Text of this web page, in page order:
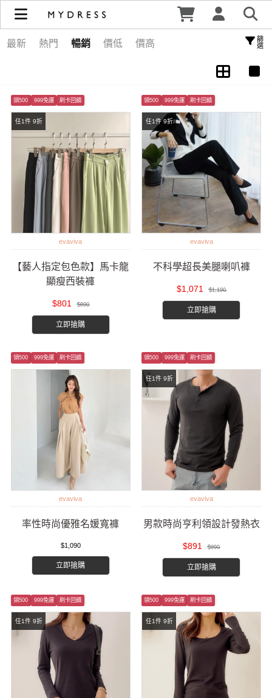
王晴 | MYDRESS 時裳韓風
最新 熱門 暢銷 價低 價高 篩選
任1件 9折
領500 999免運 刷卡回饋
evaviva
【藝人指定包色款】馬卡龍
顯瘦西裝褲
$801 $890
立即搶購
任1件 9折
領500 999免運 刷卡回饋
evaviva
不科學超長美腿喇叭褲
$1,071 $1,190
立即搶購
領500 999免運 刷卡回饋
evaviva
率性時尚優雅名媛寬褲
$1,090
立即搶購
任1件 9折
領500 999免運 刷卡回饋
evaviva
男款時尚亨利領設計發熱衣
$891 $990
立即搶購
任1件 9折
領500 999免運 刷卡回饋
任1件 9折
領500 999免運 刷卡回饋